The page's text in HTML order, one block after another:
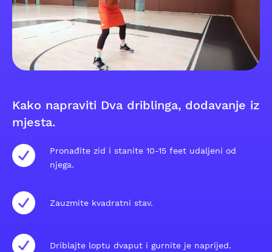
Kako napraviti Dva driblinga, dodavanje iz
mjesta.
Pronađite zid i stanite 10-15 feet udaljeni od
njega.
Zauzmite kvadratni stav.
Driblajte loptu dvaput i gurnite je naprijed.